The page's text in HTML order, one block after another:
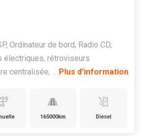
Ordinateur de bord, Radio CD,
électriques, rétroviseurs
centralisée, ... Plus d'information
165000km Diesel